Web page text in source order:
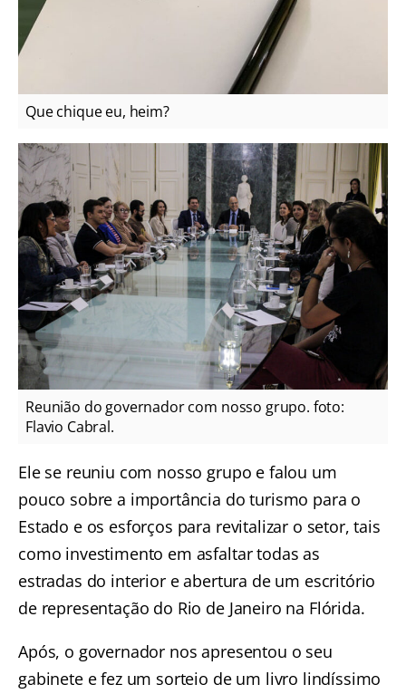
Que chique eu, heim?
Reunião do governador com nosso grupo. foto:
Flavio Cabral.
Ele se reuniu com nosso grupo e falou um
pouco sobre a importância do turismo para o
Estado e os esforços para revitalizar o setor, tais
como investimento em asfaltar todas as
estradas do interior e abertura de um escritório
de representação do Rio de Janeiro na Flórida.
Após, o governador nos apresentou o seu
gabinete e fez um sorteio de um livro lindíssimo